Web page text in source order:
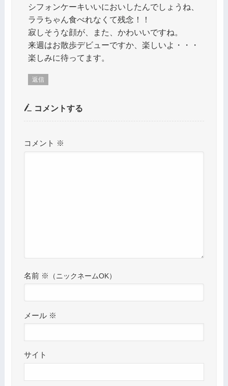
シフォンケーキいいにおいしたんでしょうね、
ララちゃん食べれなくて残念！！
寂しそうな顔が、また、かわいいですね。
来週はお散歩デビューですか、楽しいよ・・・
楽しみに待ってます。
返信
コメントする
コメント ※
名前 ※
メール ※
サイト